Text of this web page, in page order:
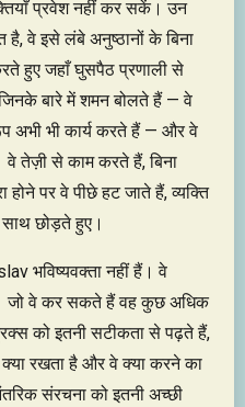
प्रवेश नहीं कर सकें। उन
है, वे इसे लंबे अनुष्ठानों के बिना
हुए जहाँ घुसपैठ प्रणाली से
बारे में शमन बोलते हैं — वे
अभी भी कार्य करते हैं — और वे
वे तेज़ी से काम करते हैं, बिना
पर वे पीछे हट जाते हैं, व्यक्ति
छोड़ते हुए।
भविष्यवक्ता नहीं हैं। वे
जो वे कर सकते हैं वह कुछ अधिक
को इतनी सटीकता से पढ़ते हैं,
रखता है और वे क्या करने का
संरचना को इतनी अच्छी